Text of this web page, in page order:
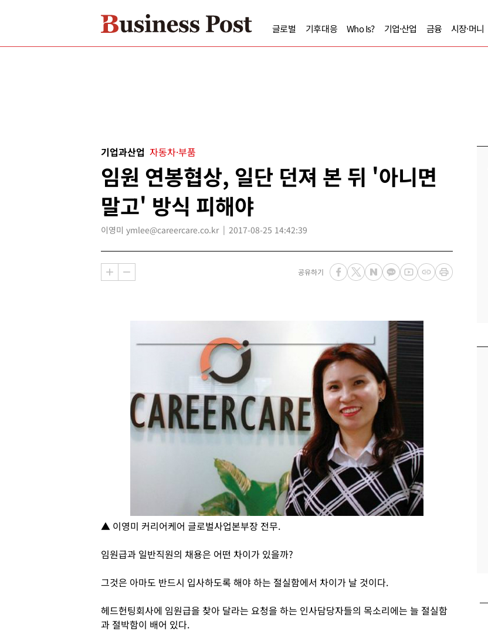
글로벌 기후대응 Who Is? 기업·산업 금융 시장·머니
기업과산업 자동차·부품
임원 연봉협상, 일단 던져 본 뒤 '아니면
말고' 방식 피해야
이영미 ymlee@careercare.co.kr 2017-08-25 14:42:39
공유하기
▲ 이영미 커리어케어 글로벌사업본부장 전무.
임원급과 일반직원의 채용은 어떤 차이가 있을까?
그것은 아마도 반드시 입사하도록 해야 하는 절실함에서 차이가 날 것이다.
헤드헌팅회사에 임원급을 찾아 달라는 요청을 하는 인사담당자들의 목소리에는 늘 절실함
과 절박함이 배어 있다.